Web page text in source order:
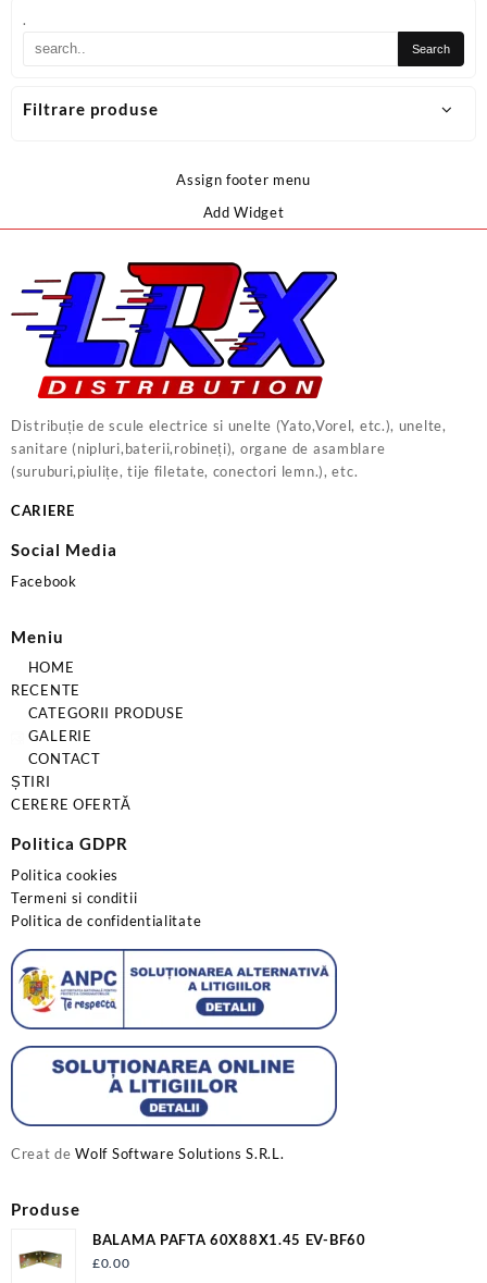
.
Filtrare produse
Assign footer menu
Add Widget
Distribuție de scule electrice si unelte (Yato,Vorel, etc.), unelte,
sanitare (nipluri,baterii,robineți), organe de asamblare
(suruburi,piulițe, tije filetate, conectori lemn.), etc.
CARIERE
Social Media
Facebook
Meniu
HOME
RECENTE
CATEGORII PRODUSE
GALERIE
CONTACT
ȘTIRI
CERERE OFERTĂ
Politica GDPR
Politica cookies
Termeni si conditii
Politica de confidentialitate
Creat deWolf Software Solutions S.R.L.
Produse
BALAMA PAFTA 60X88X1.45 EV-BF60
£0.00